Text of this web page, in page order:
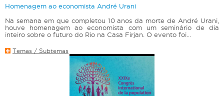
Homenagem ao economista André Urani
Na semana em que completou 10 anos da morte de André Urani,
houve homenagem ao economista com um seminário de dia
inteiro sobre o futuro do Rio na Casa Firjan. O evento foi...
Temas / Subtemas